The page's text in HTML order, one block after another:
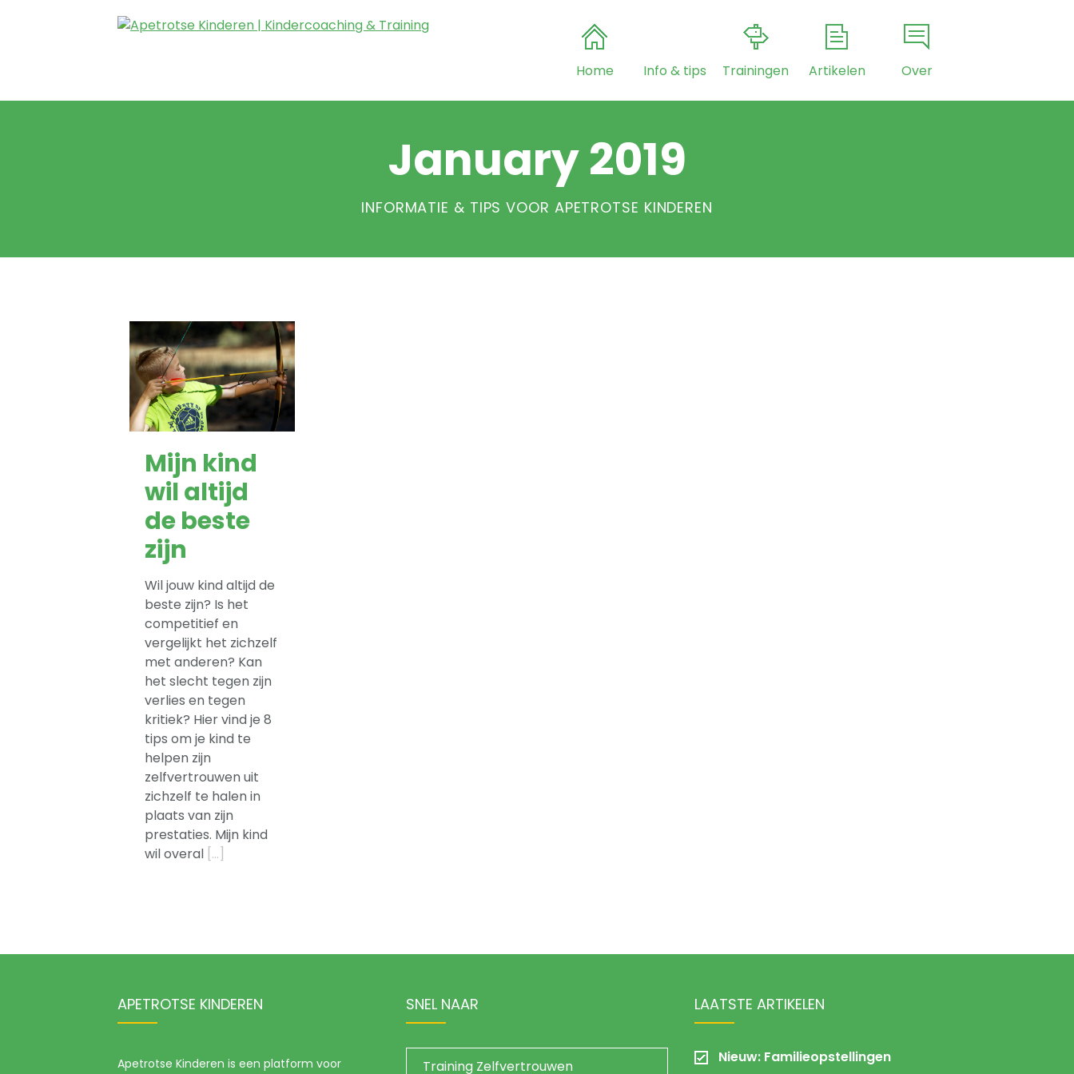
Home Info & tips Trainingen Artikelen Over
January 2019
INFORMATIE & TIPS VOOR APETROTSE KINDEREN
Mijn kind
wil altijd
de beste
zijn
Wil jouw kind altijd de
beste zijn? Is het
competitief en
vergelijkt het zichzelf
met anderen? Kan
het slecht tegen zijn
verlies en tegen
kritiek? Hier vind je 8
tips om je kind te
helpen zijn
zelfvertrouwen uit
zichzelf te halen in
plaats van zijn
prestaties. Mijn kind
wil overal […]
APETROTSE KINDEREN
Apetrotse Kinderen is een platform voor
SNEL NAAR
Training Zelfvertrouwen
LAATSTE ARTIKELEN
Nieuw: Familieopstellingen